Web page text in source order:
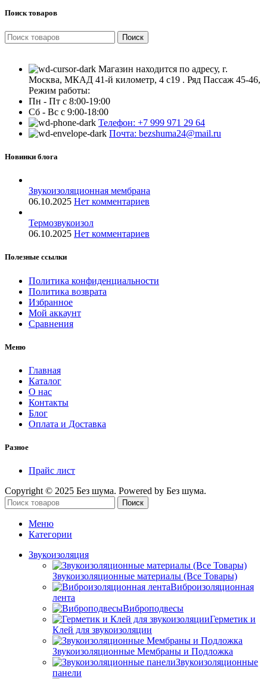
Поиск товаров
Поиск
Магазин находится по адресу, г.
Москва, МКАД 41-й километр, 4 с19 . Ряд Пассаж 45-46,
Режим работы:
Пн - Пт с 8:00-19:00
Сб - Вс с 9:00-18:00
Телефон: +7 999 971 29 64
Почта: bezshuma24@mail.ru
Новинки блога
Звукоизоляционная мембрана
06.10.2025 Нет комментариев
Термозвукоизол
06.10.2025 Нет комментариев
Полезные ссылки
Политика конфиденциальности
Политика возврата
Избранное
Мой аккаунт
Сравнения
Меню
Главная
Каталог
О нас
Контакты
Блог
Оплата и Доставка
Разное
Прайс лист
Copyright © 2025 Без шума. Powered by Без шума.
Поиск
Меню
Категории
Звукоизоляция
Звукоизоляционные материалы (Все Товары)
Виброизоляционная
лента
Виброподвесы
Герметик и
Клей для звукоизоляции
Звукоизоляционные Мембраны и Подложка
Звукоизоляционные
панели